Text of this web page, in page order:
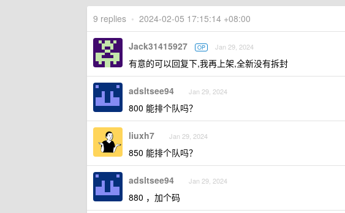
9 replies • 2024-02-05 17:15:14 +08:00
Jack31415927 OP Jan 29, 2024
有意的可以回复下,我再上架,全新没有拆封
adsltsee94 Jan 29, 2024
800 能排个队吗？
liuxh7 Jan 29, 2024
850 能排个队吗？
adsltsee94 Jan 29, 2024
880 ，加个码